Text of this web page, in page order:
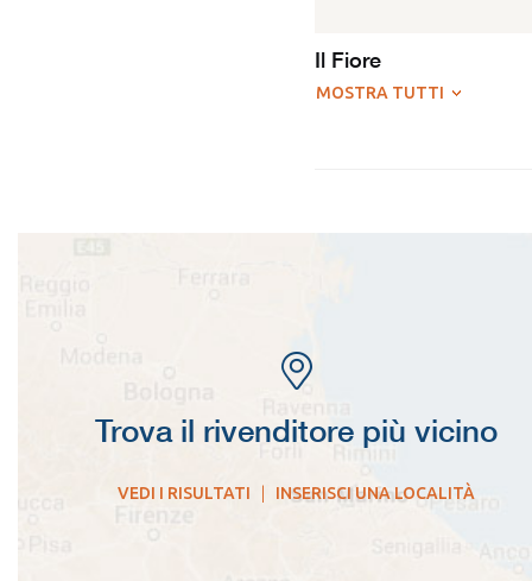
Il Fiore
MOSTRA TUTTI
Trova il rivenditore più vicino
VEDI I RISULTATI INSERISCI UNA LOCALITÀ